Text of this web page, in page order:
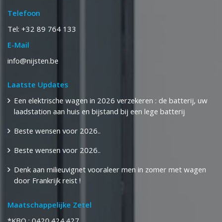
Telefoon
Tel: +32 89 764 133
E-Mail
info@nijsten.be
Laatste Updates
Een elektrische wagen in 2026 verzekeren : de batterij, uw
laadstation aan huis en bijstand bij een lege batterij
Beste wensen voor 2026..
Beste wensen voor 2026..
Denk aan milieuvignet vooraleer men in zomer met wagen
door Frankrijk reist !
Maatschappelijke Zetel